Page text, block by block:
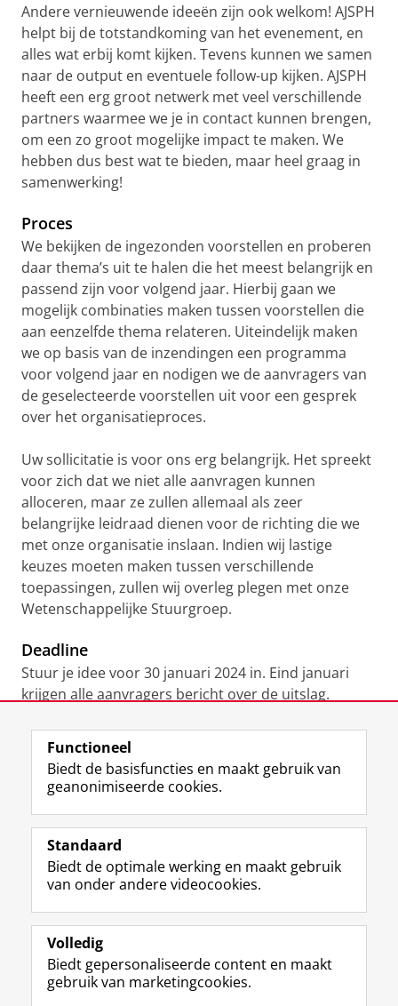
Andere vernieuwende ideeën zijn ook welkom! AJSPH
helpt bij de totstandkoming van het evenement, en
alles wat erbij komt kijken. Tevens kunnen we samen
naar de output en eventuele follow-up kijken. AJSPH
heeft een erg groot netwerk met veel verschillende
partners waarmee we je in contact kunnen brengen,
om een zo groot mogelijke impact te maken. We
hebben dus best wat te bieden, maar heel graag in
samenwerking!
Proces
We bekijken de ingezonden voorstellen en proberen
daar thema’s uit te halen die het meest belangrijk en
passend zijn voor volgend jaar. Hierbij gaan we
mogelijk combinaties maken tussen voorstellen die
aan eenzelfde thema relateren. Uiteindelijk maken
we op basis van de inzendingen een programma
voor volgend jaar en nodigen we de aanvragers van
de geselecteerde voorstellen uit voor een gesprek
over het organisatieproces.
Uw sollicitatie is voor ons erg belangrijk. Het spreekt
voor zich dat we niet alle aanvragen kunnen
alloceren, maar ze zullen allemaal als zeer
belangrijke leidraad dienen voor de richting die we
met onze organisatie inslaan. Indien wij lastige
keuzes moeten maken tussen verschillende
toepassingen, zullen wij overleg plegen met onze
Wetenschappelijke Stuurgroep.
Deadline
Stuur je idee voor 30 januari 2024 in. Eind januari
krijgen alle aanvragers bericht over de uitslag.
Stuur jouw pitch!
Laatst gewijzigd:
View this page in:English
n
s
i
o
Functioneel
Biedt de basisfuncties en maakt gebruik van
geanonimiseerde cookies.
Standaard
Biedt de optimale werking en maakt gebruik
van onder andere videocookies.
Volledig
Biedt gepersonaliseerde content en maakt
gebruik van marketingcookies.